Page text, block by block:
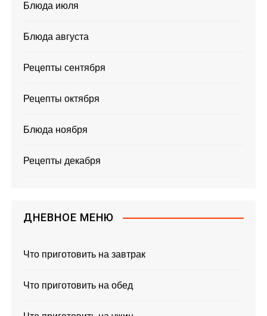
Блюда июля
Блюда августа
Рецепты сентября
Рецепты октября
Блюда ноября
Рецепты декабря
ДНЕВНОЕ МЕНЮ
Что приготовить на завтрак
Что приготовить на обед